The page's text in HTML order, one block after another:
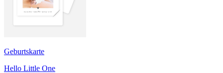
Geburtskarte
Hello Little One